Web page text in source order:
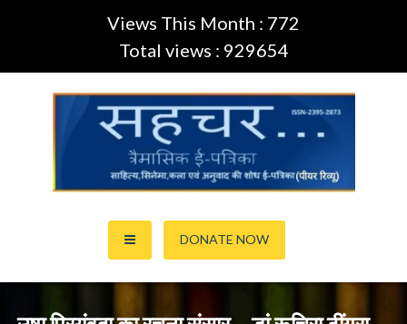
Views This Month : 772
Total views : 929654
सहचर ई-पत्रिका… (ISSN:2395-
2873)
DONATE NOW